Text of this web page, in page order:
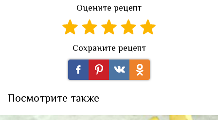
Оцените рецепт
Сохраните рецепт
Посмотрите также